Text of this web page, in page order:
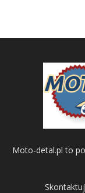
Moto-detal.pl to